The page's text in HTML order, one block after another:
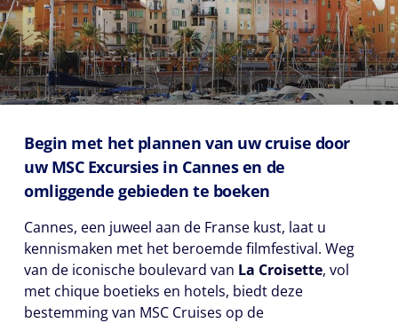
Begin met het plannen van uw cruise door
uw MSC Excursies in Cannes en de
omliggende gebieden te boeken
Cannes, een juweel aan de Franse kust, laat u
kennismaken met het beroemde filmfestival. Weg
van de iconische boulevard van La Croisette, vol
met chique boetieks en hotels, biedt deze
bestemming van MSC Cruises op de